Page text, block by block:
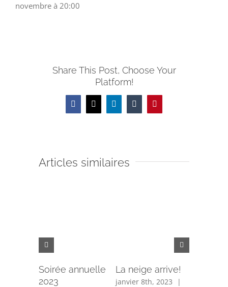
novembre à 20:00
Share This Post, Choose Your
Platform!
Facebook
X LinkedInTumblrPinterest
Articles similaires
Soirée annuelle
2023
La neige arrive!
janvier 8th, 2023
|